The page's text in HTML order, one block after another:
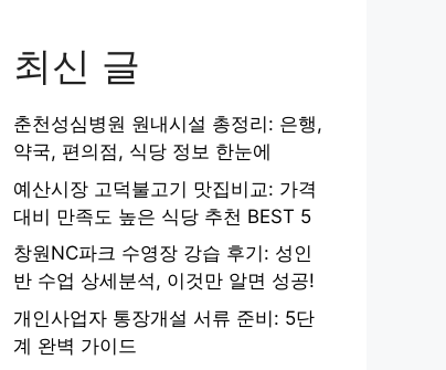
최신 글
춘천성심병원 원내시설 총정리: 은행,
약국, 편의점, 식당 정보 한눈에
예산시장 고덕불고기 맛집비교: 가격
대비 만족도 높은 식당 추천 BEST 5
창원NC파크 수영장 강습 후기: 성인
반 수업 상세분석, 이것만 알면 성공!
개인사업자 통장개설 서류 준비: 5단
계 완벽 가이드